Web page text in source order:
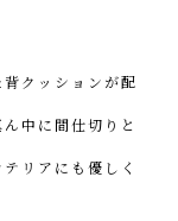
クッションが配
中に間仕切りと
リアにも優しく